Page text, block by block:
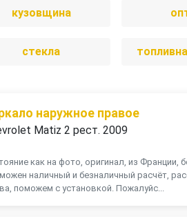
кузовщина
стекла
наружное правое
Matiz 2 рест. 2009
как на фото, оригинал, из Франции,
наличный и безналичный расчёт,
поможем с установкой. Пожалуйс...